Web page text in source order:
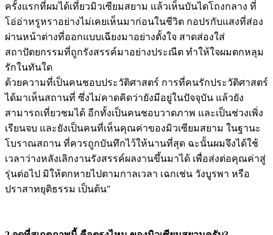
ครั้งแรกที่ผมได้เที่ยวมิวเซียมสยาม แล้วเห็นบันไดโถงกลาง ที่
โอ่อ่าหรูหราอย่างไม่เคยเห็นมาก่อนในชีวิต กอปรกับแสงที่ส่อง
ผ่านหน้าต่างที่ออกแบบเฉียงมาอย่างตั้งใจ สาดส่องใส่
สถาปัตยกรรมที่ถูกรังสรรค์มาอย่างประณีต ทำให้ใจผมตกหลุม
รักในทันใด
ด้วยความที่เป็นคนชอบประวัติศาสตร์ การที่คนรักประวัติศาสตร์
ได้มาเห็นสถานที่ ซึ่งไม่คาดคิดว่ายังมีอยู่ในปัจจุบัน แล้วยัง
สามารถเที่ยวชมได้ อีกทั้งเป็นคนชอบวาดภาพ และเป็นช่วงเพิ่ง
เรียนจบ และยังเป็นคนที่เห็นคุณค่าของมิวเซียมสยาม ในฐานะ
โบราณสถาน ที่ควรถูกบันทึกไว้ให้นานที่สุด ฉะนั้นผมจึงได้ใช้
เวลาว่างหลังเลิกงานรังสรรค์ผลงานขึ้นมาได้ เพื่อส่งต่อคุณค่าสู่
รุ่นต่อไป มิให้ตกหายไปตามกาลเวลา เฉกเช่น วังบูรพา หรือ
ปราสาทยุติธรรม เป็นต้น"